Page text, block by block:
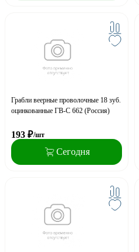
Грабли веерные проволочные 18 зуб.
оцинкованные ГВ-С 662 (Россия)
193 ₽/шт
Сегодня